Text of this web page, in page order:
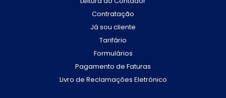
Contratação
Já sou cliente
Tarifário
Formulários
Pagamento de Faturas
Livro de Reclamações Eletrónico